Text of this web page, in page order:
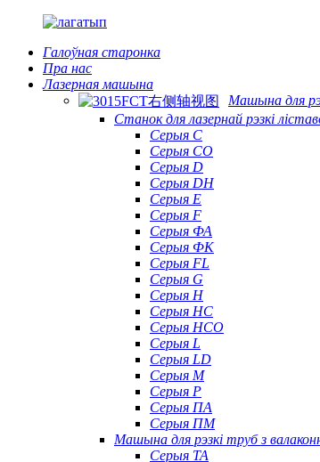
Галоўная старонка
Пра нас
Лазерная машына
Машына для
Станок для лазернай рэзкі
Серыя С
Серыя CO
Серыя D
Серыя DH
Серыя Е
Серыя F
Серыя ФА
Серыя ФК
Серыя FL
Серыя G
Серыя H
Серыя HC
Серыя HCO
Серыя L
Серыя LD
Серыя М
Серыя P
Серыя ПА
Серыя ПМ
Машына для рэзкі труб з
Серыя ТА